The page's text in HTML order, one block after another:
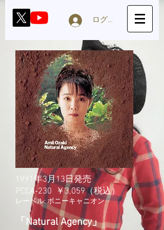
ログイン
1991年3月13日発売
PCCA-230 ￥3,059（税込）
レーベル: ポニーキャニオン
「Natural Agency」